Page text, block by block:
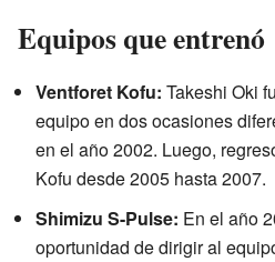
Equipos que entrenó
Ventforet Kofu: Takeshi Oki
equipo en dos ocasiones
en el año 2002. Luego,
Kofu desde 2005 hasta 2007.
Shimizu S-Pulse: En el año
oportunidad de dirigir al